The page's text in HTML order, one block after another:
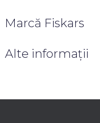
Marcă Fiskars
Alte informații